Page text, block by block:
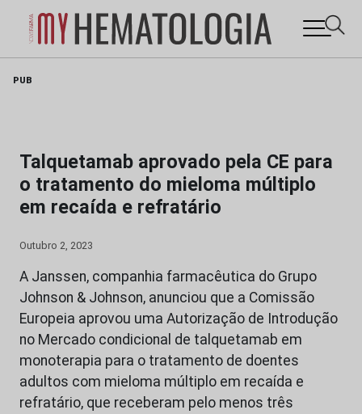
PUB
Talquetamab aprovado pela CE para
o tratamento do mieloma múltiplo
em recaída e refratário
Outubro 2, 2023
A Janssen, companhia farmacêutica do Grupo
Johnson & Johnson, anunciou que a Comissão
Europeia aprovou uma Autorização de Introdução
no Mercado condicional de talquetamab em
monoterapia para o tratamento de doentes
adultos com mieloma múltiplo em recaída e
refratário, que receberam pelo menos três